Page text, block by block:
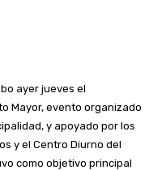
ayer jueves el
Mayor, evento organizado
y apoyado por los
y el Centro Diurno del
como objetivo principal